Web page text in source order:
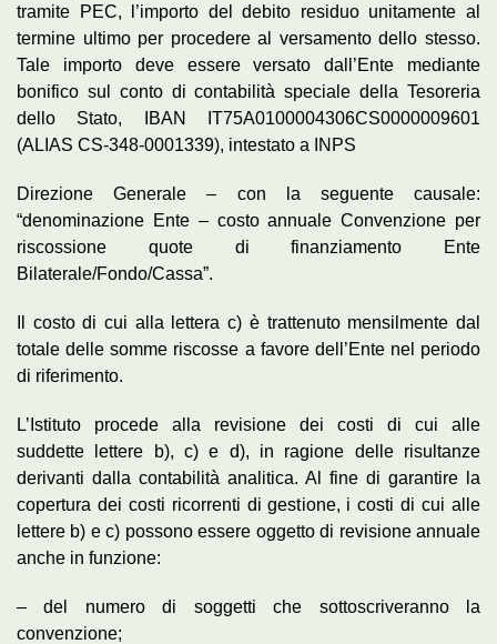
tramite PEC, l’importo del debito residuo unitamente al
termine ultimo per procedere al versamento dello stesso.
Tale importo deve essere versato dall’Ente mediante
bonifico sul conto di contabilità speciale della Tesoreria
dello Stato, IBAN IT75A0100004306CS0000009601
(ALIAS CS-348-0001339), intestato a INPS
Direzione Generale – con la seguente causale:
“denominazione Ente – costo annuale Convenzione per
riscossione quote di finanziamento Ente
Bilaterale/Fondo/Cassa”.
Il costo di cui alla lettera c) è trattenuto mensilmente dal
totale delle somme riscosse a favore dell’Ente nel periodo
di riferimento.
L’Istituto procede alla revisione dei costi di cui alle
suddette lettere b), c) e d), in ragione delle risultanze
derivanti dalla contabilità analitica. Al fine di garantire la
copertura dei costi ricorrenti di gestione, i costi di cui alle
lettere b) e c) possono essere oggetto di revisione annuale
anche in funzione:
– del numero di soggetti che sottoscriveranno la
convenzione;